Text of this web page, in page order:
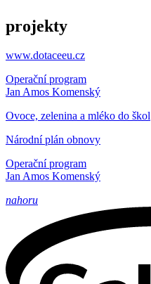
projekty
www.dotaceeu.cz
Operační program
Jan Amos Komenský
Ovoce, zelenina a mléko do škol
Národní plán obnovy
Operační program
Jan Amos Komenský
nahoru